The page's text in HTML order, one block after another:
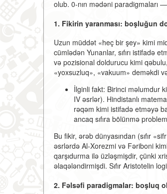
olub. 0-nın mədəni paradigmaları
1. Fikirin yaranması: boşluğun
Uzun müddət «heç bir şey» kimi
cümlədən Yunanlar, sıfırı istifadə
və pozisional doldurucu kimi
«yoxsuzluq», «vakuum» deməkdi
İlginli fakt: Birinci məlumdur
IV əsrlər). Hindistanlı
rəqəm kimi istifadə etməyə
ancaq sıfıra bölünmə
Bu fikir, ərəb dünyasından (sıfır
əsrlərdə Al-Xorezmi və Fəriboni
qarşıdurma ilə üzləşmişdir, çünki
əlaqələndirmişdi. Sıfır Aristotelin
2. Fəlsəfi paradigmalar: boşluq